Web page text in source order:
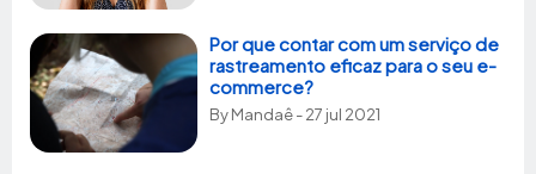
Por que contar com um serviço de
rastreamento eficaz para o seu e-
commerce?
ByMandaê- 27 jul 2021